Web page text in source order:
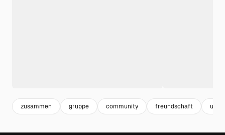
zusammen gruppe community freundschaft